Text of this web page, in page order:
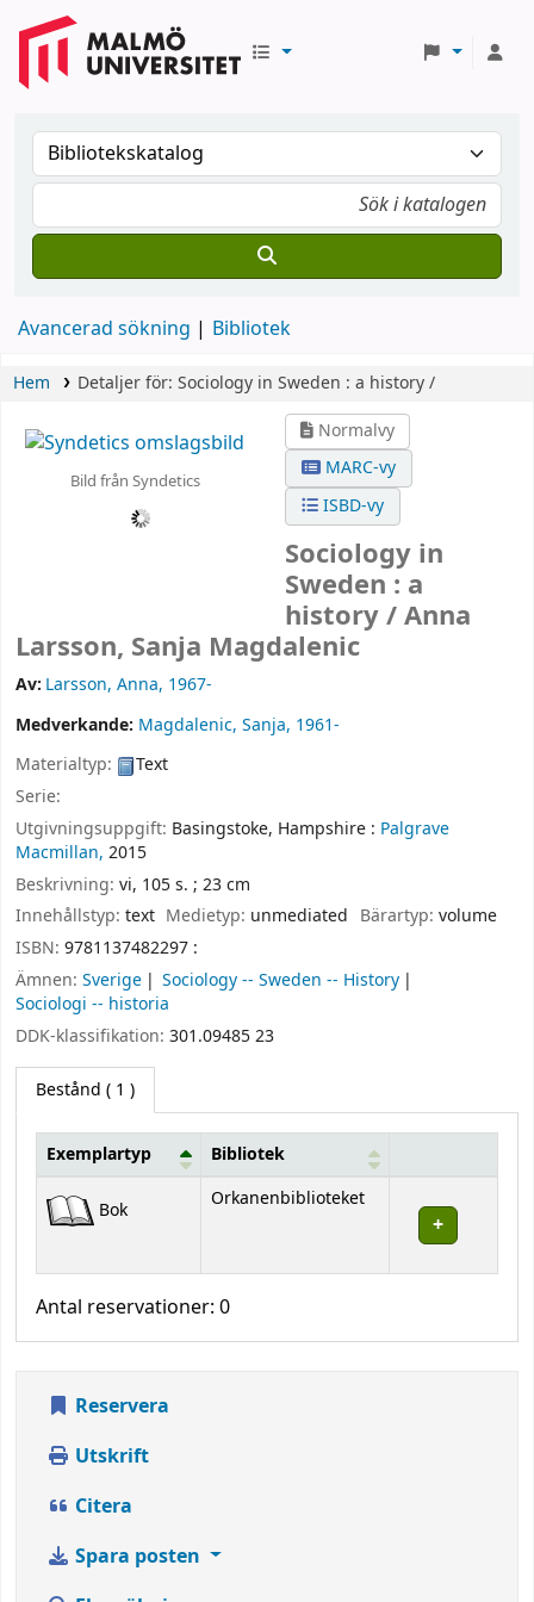
Avancerad sökning Bibliotek
Hem Detaljer för: Sociology in Sweden : a history /
Bild från Syndetics
Normalvy
MARC-vy
ISBD-vy
Sociology in
Sweden : a
history /Anna
Larsson, Sanja Magdalenic
Av: Larsson, Anna, 1967-
Medverkande: Magdalenic, Sanja, 1961-
Materialtyp:
Text
Serie:
Utgivningsuppgift: Basingstoke, Hampshire : Palgrave
Macmillan, 2015
Beskrivning: vi, 105 s. ; 23 cm
Innehållstyp: text Medietyp: unmediated Bärartyp: volume
ISBN: 9781137482297 :
Ämnen: Sverige
Sociology -- Sweden -- History
Sociologi -- historia
DDK-klassifikation: 301.09485 23
Bestånd ( 1 )
Exemplartyp Bibliotek
Bok Orkanenbiblioteket
Antal reservationer: 0
Reservera
Utskrift
Citera
Spara posten